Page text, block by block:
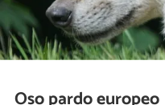
Oso pardo europeo